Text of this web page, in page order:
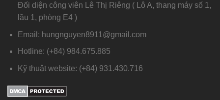
Đối diện công viên Lê Thị Riêng ( Lô A, thang máy số 1,
lầu 1, phòng E4 )
Email: hungnguyen8911@gmail.com
Hotline: (+84) 984.675.885
Kỹ thuật website: (+84) 931.430.716